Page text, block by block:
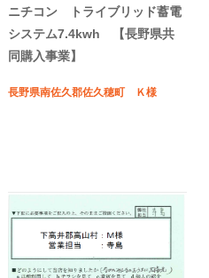
ニチコン トライブリッド蓄電
システム7.4kwh 【長野県共
同購入事業】
長野県南佐久郡佐久穂町 Ｋ様